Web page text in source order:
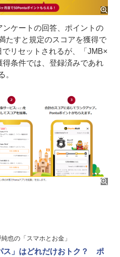
ケートの回答、ポイントの
たすと規定のスコアを獲得で
リセットされるが、「JMB×
条件では、登録済みであれ
。
也の「スマホとお金」
ス」はどれだけおトク？ ポ